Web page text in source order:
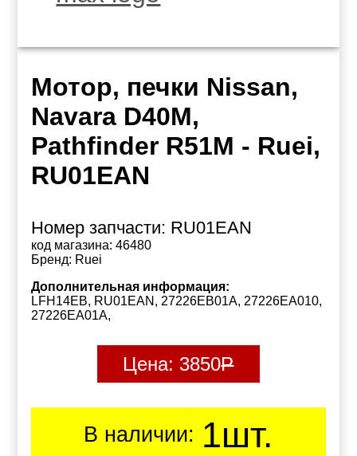
Мотор, печки Nissan,
Navara D40M,
Pathfinder R51M - Ruei,
RU01EAN
Номер запчасти: RU01EAN
код магазина: 46480
Бренд: Ruei
Дополнительная информация:
LFH14EB, RU01EAN, 27226EB01A, 27226EA010,
27226EA01A,
Цена: 3850Р
В наличии: 1шт.